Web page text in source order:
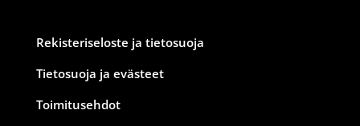
Rekisteriseloste ja tietosuoja
Tietosuoja ja evästeet
Toimitusehdot